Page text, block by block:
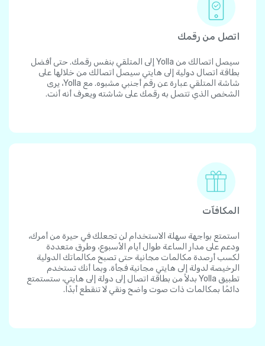
اتصل من رقمك
سيصل اتصالك من Yolla إلى المتلقي بنفس رقمك. حتى أفضل
بطاقة اتصال دولية إلى هايتي سيصل اتصالك من خلالها على
شاشة المتلقي عبارة عن رقم أجنبي مشبوه. مع Yolla، يرى
الشخص الذي تتصل به رقمك على شاشته ويعرف أنه أنت.
المكافآت
استمتع بواجهة سهلة الاستخدام لن تجعلك في حيرة من أمرك،
ودعم على مدار الساعة طوال أيام الأسبوع، وطرق متعددة
لكسب أرصدة مكالمات مجانية حتى تصبح مكالماتك الدولية
الرخيصة لدولة إلى هايتي مجانية فجأة. وبما أنك تستخدم
تطبيق Yolla بدلاً من بطاقة اتصال إلى دولة إلى هايتي، ستستمتع
دائمًا بمكالمات ذات صوت واضح ونقي لا تنقطع أبدًا.